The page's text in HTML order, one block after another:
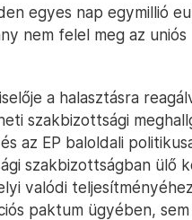
egyes nap egymillió
nem felel meg az uniós
a halasztásra
szakbizottsági
az EP baloldali
szakbizottságban ülő
valódi
paktum ügyében, sem